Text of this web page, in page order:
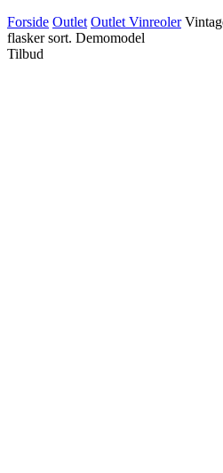
Forside Outlet Outlet Vinreoler
flasker sort. Demomodel
Tilbud